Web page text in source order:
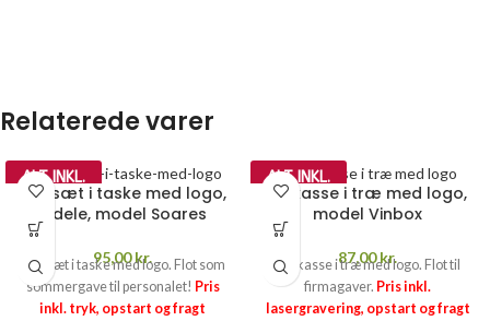
Relaterede varer
ALT INKL.
Grillsæt i taske med logo,
3 dele, model Soares
95,00kr.
Grillsæt i taske med logo. Flot som
sommergave til personalet! Pris
inkl. tryk, opstart og fragt
ALT INKL.
Vinkasse i træ med logo,
model Vinbox
87,00kr.
Vinkasse i træ med logo. Flot til
firmagaver. Pris inkl.
lasergravering, opstart og fragt